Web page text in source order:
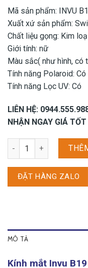
Mã sản phẩm: INVU
Xuất xứ sản phẩm:
Chất liệu gọng: Kim
Giới tính: nữ
Màu sắc( như hình, có
Tính năng Polaroid: Có
Tính năng Lọc UV: Có
LIÊN HỆ:
NHẬN NGAY GIÁ TỐT
Kính mắt Invu B1913 -
ĐẶT HÀNG ZALO
MÔ TẢ
Kính mắt Invu